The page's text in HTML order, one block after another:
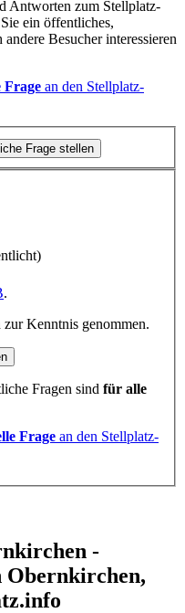
Antworten zum Stellplatz-
ein öffentliches,
Besucher interessieren
Frage an den Stellplatz-
Frage stellen
.
zur Kenntnis genommen.
Fragen sind für alle
Frage an den Stellplatz-
-
Obernkirchen,